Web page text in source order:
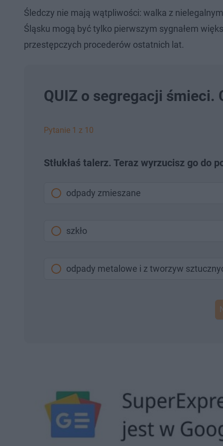
Śledczy nie mają wątpliwości: walka z
Śląsku mogą być tylko pierwszym sygnałem
przestępczych procederów ostatnich lat.
QUIZ o segregacji śmieci.
Pytanie 1 z 10
Stłukłaś talerz. Teraz wyrzucisz go do
odpady zmieszane
szkło
odpady metalowe i z tworzyw